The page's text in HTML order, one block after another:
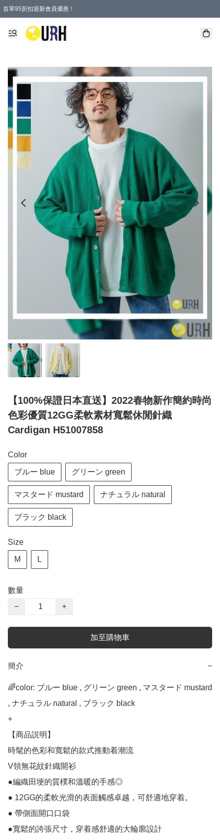
首單95折扣迎新會員優惠！
特選會員可享全單低至 95 折優惠！
單一訂單滿HKD600(澳門HKD800)包郵寄順豐送到家。
【100%保證日本直送】2022春物新作簡約時尚
色彩優質12GG柔軟素材寬鬆休閒針織
Cardigan H51007858
Color
ブルー blue グリーン green
マスタード mustard ナチュラル natural
ブラック black
Size
M L
數量
−
+
加至購物車
簡介 −
🌈color: ブルー blue , グリーン green , マスタード mustard
, ナチュラル natural , ブラック black
+
【商品説明】
時髦的色彩和寬鬆的款式推動着潮流
V領無花紋針織開衫
●編織田埂的質樸和溫暖的手感◎
● 12GG的柔軟光滑的表面觸感卓越，可舒適地穿着。
● 帶側面開口口袋
●寬鬆的誇張尺寸，穿着感舒適的大輪廓設計